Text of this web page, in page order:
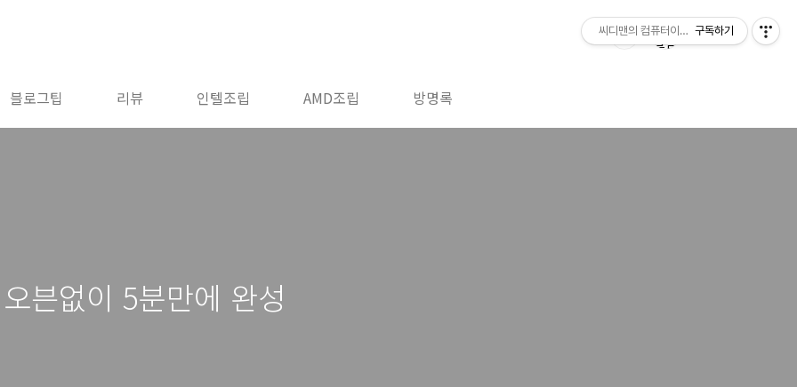
블로그팁 리뷰 인텔조립 AMD조립 방명록
븐없이 5분만에 완성
씨디맨의 컴퓨터이야기구독하기